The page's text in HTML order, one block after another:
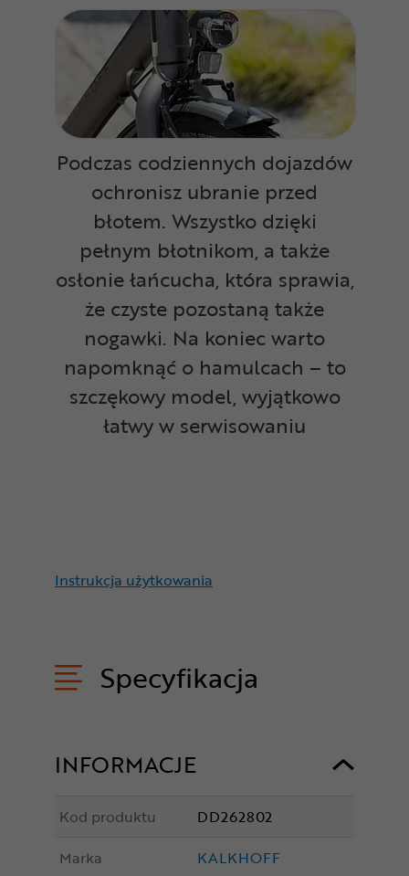
Podczas codziennych dojazdów
ochronisz ubranie przed
błotem. Wszystko dzięki
pełnym błotnikom, a także
osłonie łańcucha, która sprawia,
że czyste pozostaną także
nogawki. Na koniec warto
napomknąć o hamulcach – to
szczękowy model, wyjątkowo
łatwy w serwisowaniu
Instrukcja użytkowania
Specyfikacja
INFORMACJE
Kod produktu
DD262802
Marka
KALKHOFF